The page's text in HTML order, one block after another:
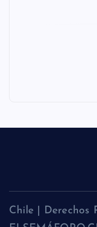
Chile | Derechos